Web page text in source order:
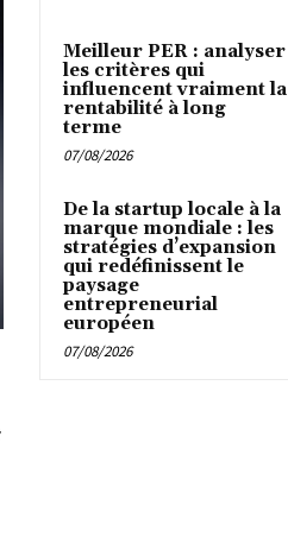
Meilleur PER : analyser
les critères qui
influencent vraiment la
rentabilité à long
terme
07/08/2026
De la startup locale à la
marque mondiale : les
stratégies d’expansion
qui redéfinissent le
paysage
entrepreneurial
européen
07/08/2026